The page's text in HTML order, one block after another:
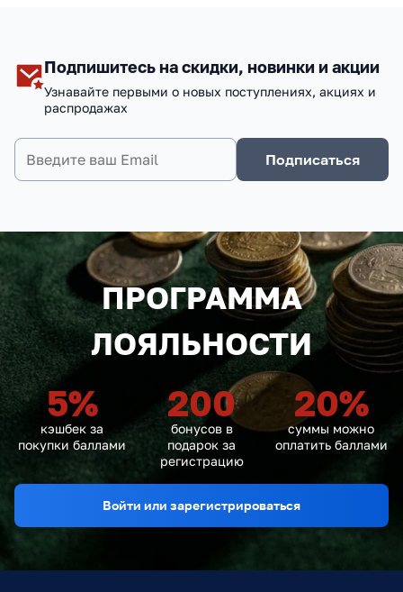
Подпишитесь на скидки, новинки и акции
Узнавайте первыми о новых поступлениях, акциях и
распродажах
Подписаться
ПРОГРАММА
ЛОЯЛЬНОСТИ
5%
кэшбек за
покупки баллами
200
бонусов в
подарок за
регистрацию
20%
суммы можно
оплатить баллами
Войти или зарегистрироваться